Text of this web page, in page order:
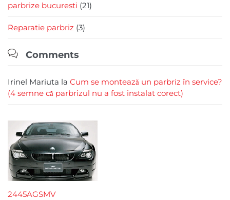
parbrize bucuresti (21)
Reparatie parbriz (3)
 Comments
Irinel Mariuta la Cum se montează un parbriz în service?
(4 semne că parbrizul nu a fost instalat corect)
2445AGSMV